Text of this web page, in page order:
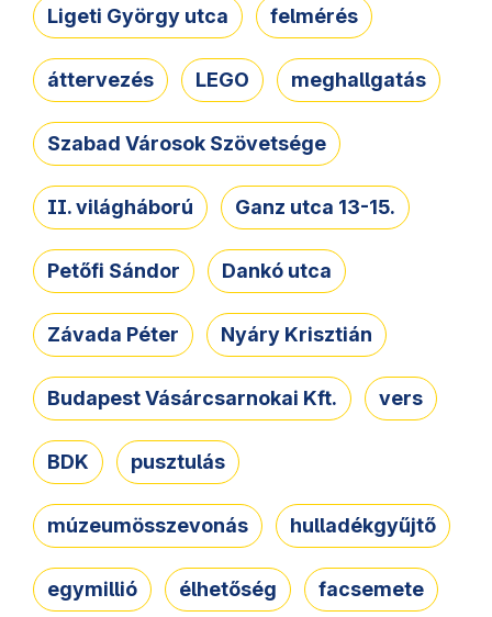
Ligeti György utca felmérés
áttervezés LEGO meghallgatás
Szabad Városok Szövetsége
II. világháború Ganz utca 13-15.
Petőfi Sándor Dankó utca
Závada Péter Nyáry Krisztián
Budapest Vásárcsarnokai Kft. vers
BDK pusztulás
múzeumösszevonás hulladékgyűjtő
egymillió élhetőség facsemete